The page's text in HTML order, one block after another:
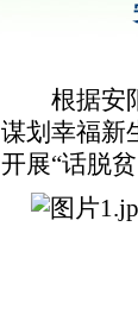
根据安
谋划幸福新
开展“话脱